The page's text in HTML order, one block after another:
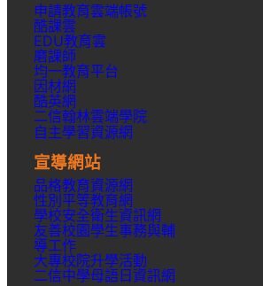
申請教育雲端帳號
酷課雲
EDU教育雲
磨課師
均一教育平台
因材網
酷英網
二信翰林雲端學院
自主學習資源網
宣導網站
品格教育資源網
性別平等教育網
學校安全衛生資訊網
友善校園學生事務與輔
導工作
大專校院升學活動
二信中學母語日資訊網